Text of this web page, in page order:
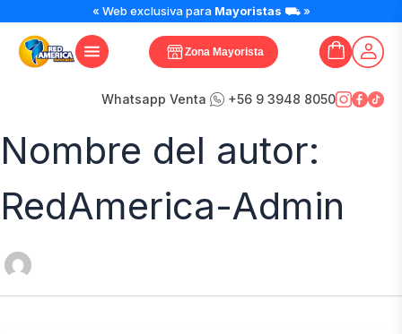
« Web exclusiva para Mayoristas ⛟ »
Zona Mayorista
Whatsapp Venta +56 9 3948 8050
Nombre del autor:
RedAmerica-Admin